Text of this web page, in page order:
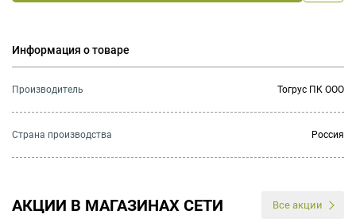
Информация о товаре
Производитель Тогрус ПК ООО
Страна производства Россия
АКЦИИ В МАГАЗИНАХ СЕТИ Все акции